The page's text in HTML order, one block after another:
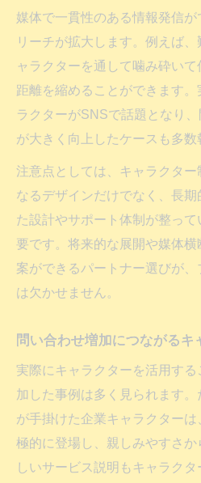
媒体で一貫性のある情報発信
リーチが拡大します。例えば
ャラクターを通して噛み砕い
距離を縮めることができます
ラクターがSNSで話題となり
が大きく向上したケースも多数
注意点としては、キャラクタ
なるデザインだけでなく、長期
た設計やサポート体制が整っ
要です。将来的な展開や媒体
案ができるパートナー選びが
は欠かせません。
問い合わせ増加につながるキ
実際にキャラクターを活用す
加した事例は多く見られます
が手掛けた企業キャラクター
極的に登場し、親しみやすさ
しいサービス説明もキャラク